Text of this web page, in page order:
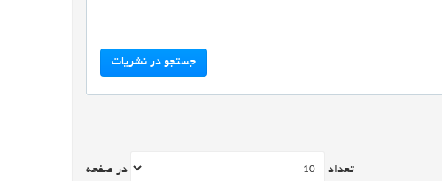
جستجو در نشریات
تعداد در صفحه